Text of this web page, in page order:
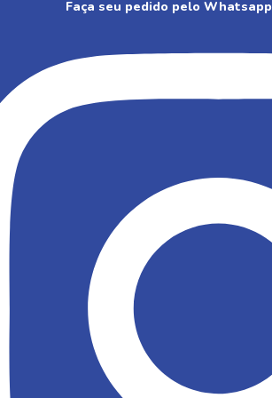
Faça seu pedido pelo Whatsapp